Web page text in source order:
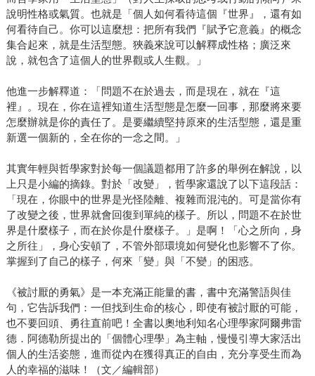
說明性格或氣質。也就是「個人如何看待這個『世界』，還有如
何看待自己。你可以這麼想：把所有我們『賦予它意義』的概念
集合起來，就是生活型態。狹義來說可以解釋成性格；廣泛來
說，就包含了這個人的世界觀或人生觀。」
他進一步解釋道：「問題不在於過去，而是現在，就在『這
裡』。現在，你在這裡知道生活型態是怎麼一回事，那麼將來要
怎麼辦就是你的責任了。是要繼續堅持原來的生活型態，還是重
新選一個新的，全在你的一念之間。」
其實年輕與哲學家對於每一個議題都用了許多的舉例在解說，以
上只是小編的摘錄。對於「改變」，哲學家還說了以下這段話：
「現在，你眼中的世界是光怪陸離、複雜而混沌的。可是當你有
了改變之後，世界就會回復到單純的樣子。所以，問題不在於世
界是什麼樣子，而在於你是什麼樣子。」是啊！「心之所向，身
之所往」，身心安頓了，不管外部環境如何變化也影響不了你。
掌握到了自己的樣子，何來「變」與「不變」的困惑。
《被討厭的勇氣》是一本充滿正能量的書，書中充滿警語與佳
句，它告訴我們：一但找到生命的核心，即使有被討厭的可能，
也不要回頭、勇往直前吧！全書以奧地利知名心理學家阿爾弗雷
德．阿德勒所提出的「個體心理學」為主軸，慢慢引導大家活出
個人的生活姿態，進而從內在獲得真正的自由，充分享受生而為
人的幸福的滋味！（文／編輯部）